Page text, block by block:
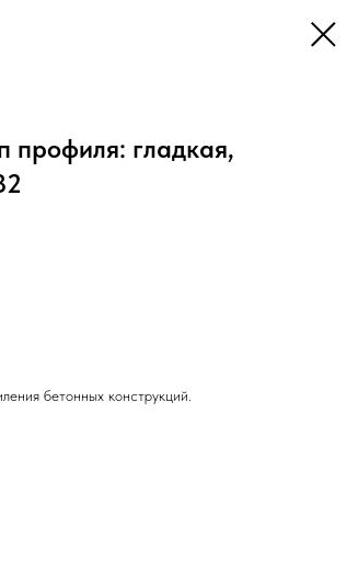
профиля: гладкая,
бетонных конструкций.